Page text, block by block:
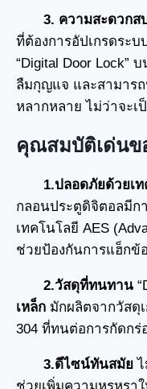
3. ความสะดวกส
ที่ต้องการอัปเกรดระ
“Digital Door Lock”
ลืมกุญแจ และสามาร
หลากหลาย ไม่ว่าจะ
คุณสมบัติเด่นข
1.ปลอดภัยด้วยเ
กลอนประตูดิจิตอลมีก
เทคโนโลยี AES
ช่วยป้องกันการแฮ็กข้
2.วัสดุที่ทนทาน
เหล็ก มักผลิตจากวัสดุ
304 ที่ทนต่อการกัดก
3.ดีไซน์ทันสมัย
ช่วยเพิ่มความหรูหรา